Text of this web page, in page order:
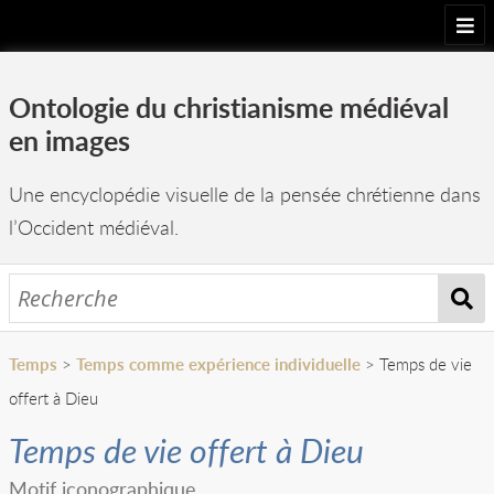
Accueil
Projet
Arborescence
Images
Équipe
Ontologie du christianisme médiéval
en images
Une encyclopédie visuelle de la pensée chrétienne dans
l’Occident médiéval.
Temps > Temps comme expérience individuelle> Temps de vie
offert à Dieu
Temps de vie offert à Dieu
Motif iconographique